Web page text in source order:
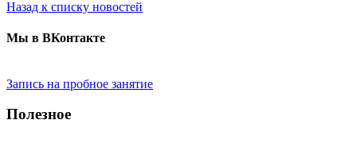
Назад к списку новостей
Мы в ВКонтакте
Запись на пробное занятие
Полезное